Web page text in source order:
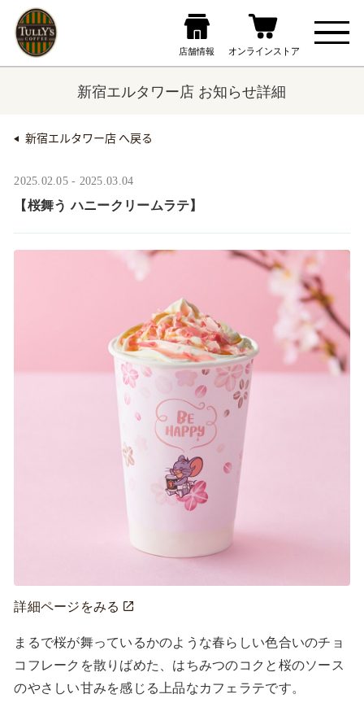
新宿エルタワー店 お知らせ詳細
新宿エルタワー店 へ戻る
2025.02.05 - 2025.03.04
【桜舞う ハニークリームラテ】
詳細ページをみる
まるで桜が舞っているかのような春らしい色合いのチョ
コフレークを散りばめた、はちみつのコクと桜のソース
のやさしい甘みを感じる上品なカフェラテです。